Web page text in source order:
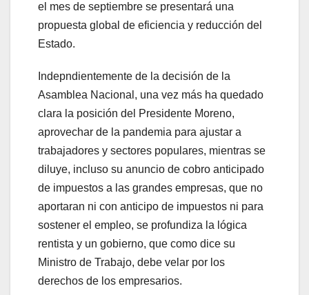
el mes de septiembre se presentará una
propuesta global de eficiencia y reducción del
Estado.
Indepndientemente de la decisión de la
Asamblea Nacional, una vez más ha quedado
clara la posición del Presidente Moreno,
aprovechar de la pandemia para ajustar a
trabajadores y sectores populares, mientras se
diluye, incluso su anuncio de cobro anticipado
de impuestos a las grandes empresas, que no
aportaran ni con anticipo de impuestos ni para
sostener el empleo, se profundiza la lógica
rentista y un gobierno, que como dice su
Ministro de Trabajo, debe velar por los
derechos de los empresarios.